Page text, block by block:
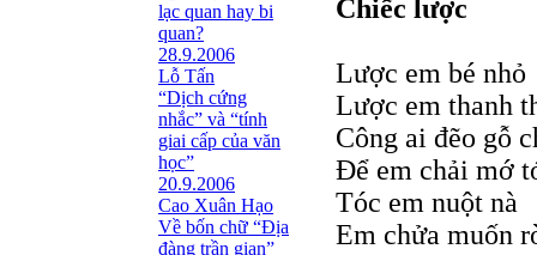
lạc quan hay bi
quan?
28.9.2006
Lỗ Tấn
“Dịch cứng
nhắc” và “tính
giai cấp của văn
học”
20.9.2006
Cao Xuân Hạo
Về bốn chữ “Địa
đàng trần gian”
Chiếc lược
Lược em bé nhỏ
Lược em thanh
Công ai đẽo gỗ
Để em chải mớ
Tóc em nuột nà
Em chửa muốn